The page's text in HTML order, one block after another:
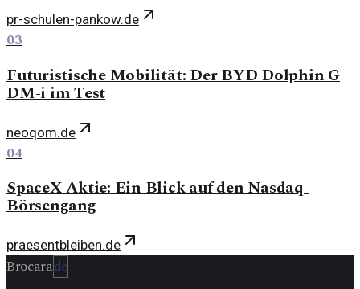
pr-schulen-pankow.de
03
Futuristische Mobilität: Der BYD Dolphin G
DM-i im Test
neoqom.de
04
SpaceX Aktie: Ein Blick auf den Nasdaq-
Börsengang
praesentbleiben.de
Brocarade